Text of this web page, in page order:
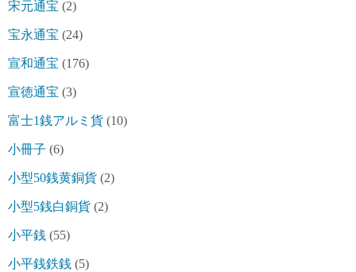
宋元通宝 (2)
宝永通宝 (24)
宣和通宝 (176)
宣徳通宝 (3)
富士1銭アルミ貨 (10)
小冊子 (6)
小型50銭黄銅貨 (2)
小型5銭白銅貨 (2)
小平銭 (55)
小平銭鉄銭 (5)